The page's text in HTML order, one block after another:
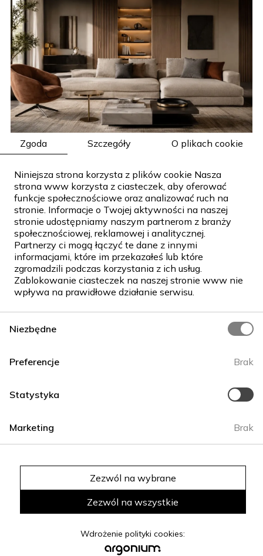
Dlaczego warto odwiedzić salon i zobaczyć
ekskluzywne meble włoskie przed podjęciem
decyzji o zakupie
Wybór mebli do wnętrza to nie tylko decyzja
estetyczna, ale również...
©2026 Katalog stron internetowych. ©2025
Polityka prywatnościUstawienia plików cookie
Zgoda Szczegóły O plikach cookie
Niniejsza strona korzysta z plików cookie Nasza
strona www korzysta z ciasteczek, aby oferować
funkcje społecznościowe oraz analizować ruch na
stronie. Informacje o Twojej aktywności na naszej
stronie udostępniamy naszym partnerom z branży
społecznościowej, reklamowej i analitycznej.
Partnerzy ci mogą łączyć te dane z innymi
informacjami, które im przekazałeś lub które
zgromadzili podczas korzystania z ich usług.
Zablokowanie ciasteczek na naszej stronie www nie
wpływa na prawidłowe działanie serwisu.
Niezbędne
Preferencje Brak
Statystyka
Marketing Brak
Wdrożenie polityki cookies:
Zezwól na wybrane
Zezwól na wszystkie